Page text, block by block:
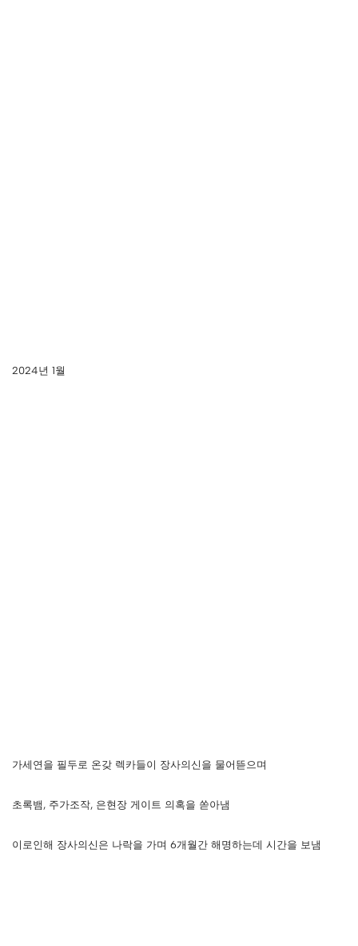
2024년 1월
가세연을 필두로 온갖 렉카들이 장사의신을 물어뜯으며
초록뱀, 주가조작, 은현장 게이트 의혹을 쏟아냄
이로인해 장사의신은 나락을 가며 6개월간 해명하는데 시간을 보냄